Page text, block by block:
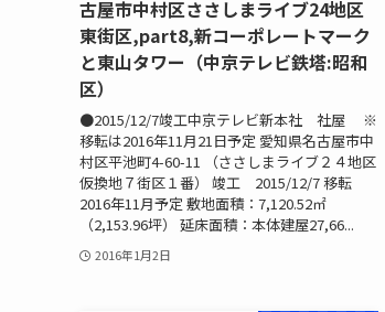
古屋市中村区ささしまライブ24地区
東街区,part8,新コーポレートマーク
と東山タワー（中京テレビ鉄塔:昭和
区）
●2015/12/7竣工中京テレビ新本社 社屋 ※
移転は2016年11月21日予定 愛知県名古屋市中
村区平池町4-60-11 （ささしまライブ２４地区
仮換地７街区１番） 竣工 2015/12/7 移転
2016年11月予定 敷地面積：7,120.52㎡
（2,153.96坪） 延床面積：本体建屋27,66...
2016年1月2日